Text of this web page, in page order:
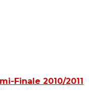
Finale 2010/2011